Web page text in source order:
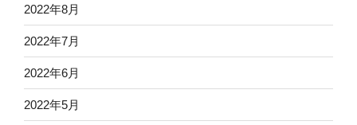
2022年8月
2022年7月
2022年6月
2022年5月